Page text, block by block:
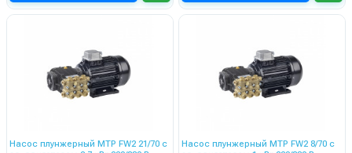
Насос плунжерный MTP FW2 21/70 с
Насос плунжерный MTP FW2 8/70 с